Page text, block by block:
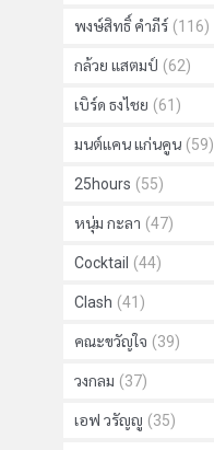
พงษ์สิทธิ์ คำภีร์ (116)
กล้วย แสตมป์ (62)
เบิร์ด ธงไชย (61)
มนต์แคน แก่นคูน (59)
25hours (55)
หนุ่ม กะลา (47)
Cocktail (44)
Clash (41)
คณะขวัญใจ (39)
วงกลม (37)
เอฟ วรัญญู (35)